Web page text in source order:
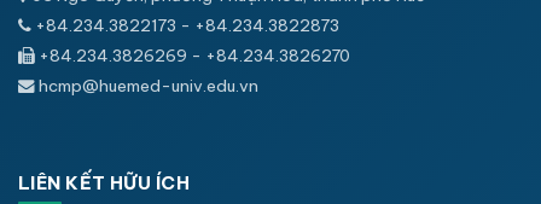
+84.234.3822173 - +84.234.3822873
+84.234.3826269 - +84.234.3826270
hcmp@huemed-univ.edu.vn
LIÊN KẾT HỮU ÍCH